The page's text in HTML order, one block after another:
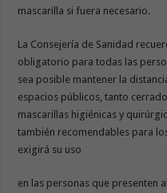
mascarilla si fuera necesario.
La Consejería de Sanidad
obligatorio para todas las
sea posible mantener la
espacios públicos, tanto
mascarillas higiénicas y
también recomendables para
exigirá su uso
en las personas que presenten